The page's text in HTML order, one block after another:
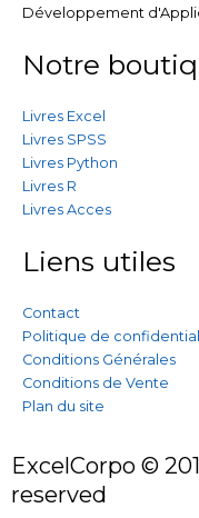
Développement
Notre
Livres Excel
Livres SPSS
Livres Python
Livres R
Livres Acces
Liens utiles
Contact
Politique de
Conditions Générales
Conditions de Vente
Plan du site
ExcelCorpo ©
reserved